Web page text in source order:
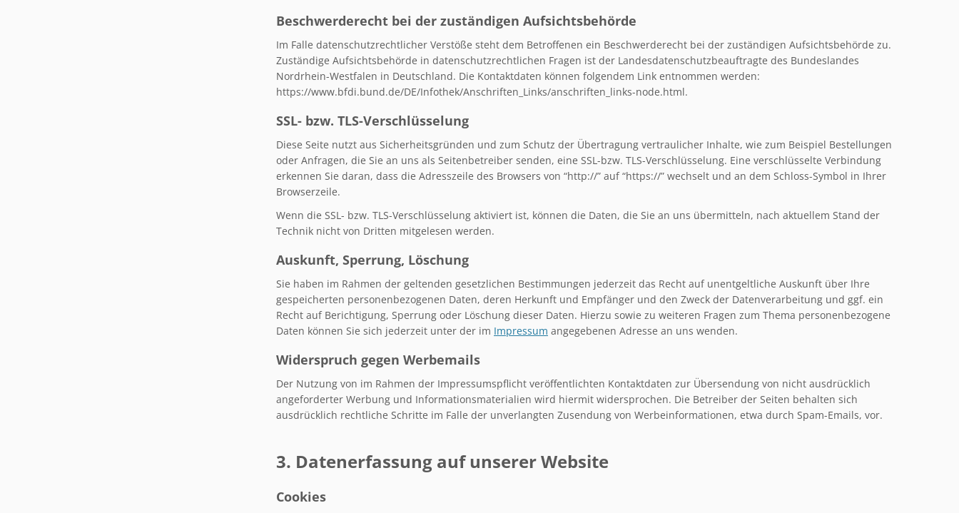
Beschwerderecht bei der zuständigen Aufsichtsbehörde
Im Falle datenschutzrechtlicher Verstöße steht dem Betroffenen ein Beschwerderecht bei der zuständigen Aufsichtsbehörde zu.
Zuständige Aufsichtsbehörde in datenschutzrechtlichen Fragen ist der Landesdatenschutzbeauftragte des Bundeslandes
Nordrhein-Westfalen in Deutschland. Die Kontaktdaten können folgendem Link entnommen werden:
https://www.bfdi.bund.de/DE/Infothek/Anschriften_Links/anschriften_links-node.html.
SSL- bzw. TLS-Verschlüsselung
Diese Seite nutzt aus Sicherheitsgründen und zum Schutz der Übertragung vertraulicher Inhalte, wie zum Beispiel Bestellungen
oder Anfragen, die Sie an uns als Seitenbetreiber senden, eine SSL-bzw. TLS-Verschlüsselung. Eine verschlüsselte Verbindung
erkennen Sie daran, dass die Adresszeile des Browsers von “http://” auf “https://” wechselt und an dem Schloss-Symbol in Ihrer
Browserzeile.
Wenn die SSL- bzw. TLS-Verschlüsselung aktiviert ist, können die Daten, die Sie an uns übermitteln, nach aktuellem Stand der
Technik nicht von Dritten mitgelesen werden.
Auskunft, Sperrung, Löschung
Sie haben im Rahmen der geltenden gesetzlichen Bestimmungen jederzeit das Recht auf unentgeltliche Auskunft über Ihre
gespeicherten personenbezogenen Daten, deren Herkunft und Empfänger und den Zweck der Datenverarbeitung und ggf. ein
Recht auf Berichtigung, Sperrung oder Löschung dieser Daten. Hierzu sowie zu weiteren Fragen zum Thema personenbezogene
Daten können Sie sich jederzeit unter der im Impressum angegebenen Adresse an uns wenden.
Widerspruch gegen Werbemails
Der Nutzung von im Rahmen der Impressumspflicht veröffentlichten Kontaktdaten zur Übersendung von nicht ausdrücklich
angeforderter Werbung und Informationsmaterialien wird hiermit widersprochen. Die Betreiber der Seiten behalten sich
ausdrücklich rechtliche Schritte im Falle der unverlangten Zusendung von Werbeinformationen, etwa durch Spam-Emails, vor.
3. Datenerfassung auf unserer Website
Cookies